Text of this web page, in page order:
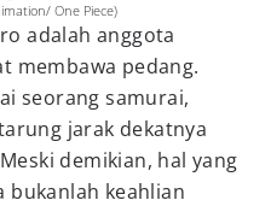
One Piece)
adalah anggota
membawa pedang.
seorang samurai,
jarak dekatnya
demikian, hal yang
bukanlah keahlian